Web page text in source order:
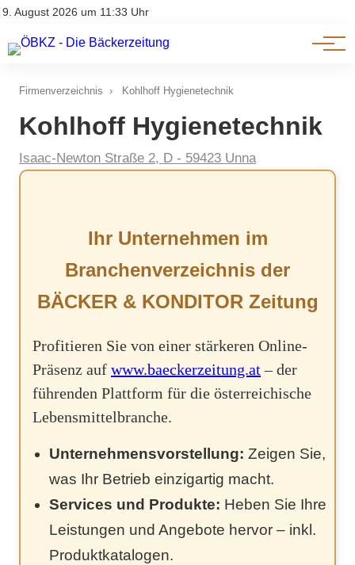
9. August 2026 um 11:33 Uhr
Impressum & Offenlegung
Am Wort
Genuss & Trends
Firmenverzeichnis › Kohlhoff Hygienetechnik
Kohlhoff Hygienetechnik
Isaac-Newton Straße 2, D - 59423 Unna
Ihr Unternehmen im
Branchenverzeichnis der
BÄCKER & KONDITOR Zeitung
Profitieren Sie von einer stärkeren Online-
Präsenz auf www.baeckerzeitung.at– der
führenden Plattform für die österreichische
Lebensmittelbranche.
Unternehmensvorstellung: Zeigen Sie,
was Ihr Betrieb einzigartig macht.
Services und Produkte: Heben Sie Ihre
Leistungen und Angebote hervor – inkl.
Produktkatalogen.